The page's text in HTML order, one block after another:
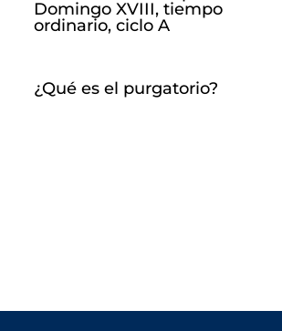
Domingo XVIII, tiempo
ordinario, ciclo A
¿Qué es el purgatorio?